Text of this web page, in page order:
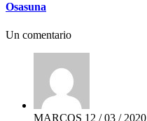
Osasuna
Un comentario
MARCOS 12 / 03 / 2020